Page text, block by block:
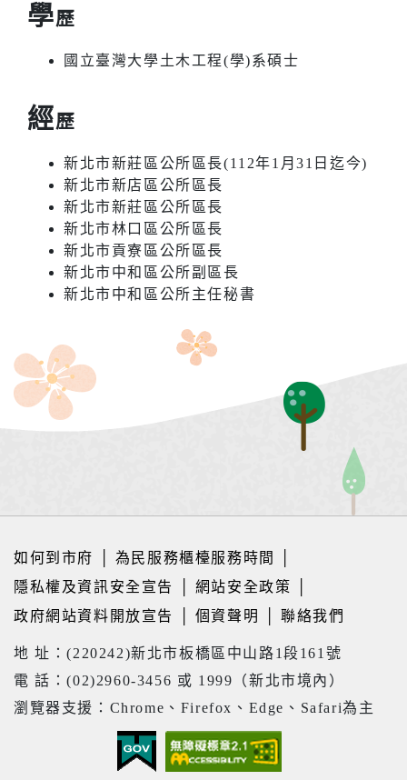
學歷
國立臺灣大學土木工程(學)系碩士
經歷
新北市新莊區公所區長(112年1月31日迄今)
新北市新店區公所區長
新北市新莊區公所區長
新北市林口區公所區長
新北市貢寮區公所區長
新北市中和區公所副區長
新北市中和區公所主任秘書
如何到市府 為民服務櫃檯服務時間
隱私權及資訊安全宣告
網站安全政策
政府網站資料開放宣告
個資聲明 │聯絡我們
地 址：(220242)新北市板橋區中山路1段161號
電 話：(02)2960-3456 或 1999（新北市境內）
瀏覽器支援：Chrome、Firefox、Edge、Safari為主